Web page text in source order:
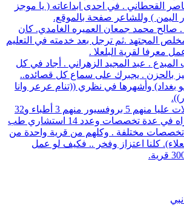
القحطاني . في احدى ابداعاته ( يا موجز
اليمن ) وللشاعر صفحة بالموقع.
. صالح محمد جمعان العميره الغامدي. كان
المجتهد .ثم ترجل بعد خدمته في التعليم
المبدع . عبد المجيد الزهراني . أجاد في كل
بالحزن . يجبرك على سماع كل قصائده..
بغداد) وأشهرها في نظري ((تنام عرعر وانا
83 حاملي مؤهلات عليا منهم 5 بروفسيور منهم 3 أطباء و32
يحملون الدكتوراه في عدة تخصصات وعدد 14 استشاري طب
تخصصات مختلفة . وكلهم من قرية واحدة من
كلنا اعتزاز وفخر .. فكيف لو عمل